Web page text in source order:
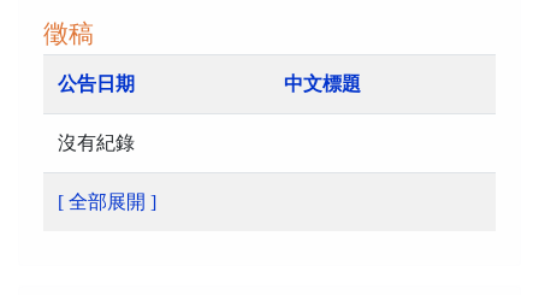
徵稿
公告日期 中文標題
沒有紀錄
[ 全部展開 ]